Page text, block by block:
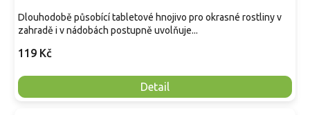
119 Kč
Detail
Dlouhodobě působící tabletové hnojivo pro okrasné rostliny v
zahradě i v nádobách postupně uvolňuje...